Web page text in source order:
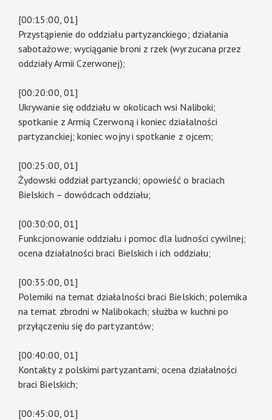
[00:15:00, 01]
Przystąpienie do oddziału partyzanckiego; działania
sabotażowe; wyciąganie broni z rzek (wyrzucana przez
oddziały Armii Czerwonej);
[00:20:00, 01]
Ukrywanie się oddziału w okolicach wsi Naliboki;
spotkanie z Armią Czerwoną i koniec działalności
partyzanckiej; koniec wojny i spotkanie z ojcem;
[00:25:00, 01]
Żydowski oddział partyzancki; opowieść o braciach
Bielskich – dowódcach oddziału;
[00:30:00, 01]
Funkcjonowanie oddziału i pomoc dla ludności cywilnej;
ocena działalności braci Bielskich i ich oddziału;
[00:35:00, 01]
Polemiki na temat działalności braci Bielskich; polemika
na temat zbrodni w Nalibokach; służba w kuchni po
przyłączeniu się do partyzantów;
[00:40:00, 01]
Kontakty z polskimi partyzantami; ocena działalności
braci Bielskich;
[00:45:00, 01]